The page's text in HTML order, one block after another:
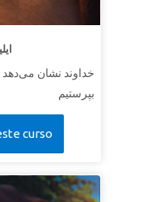
خداوند نشان می‌دهد
بپرستیم
curso